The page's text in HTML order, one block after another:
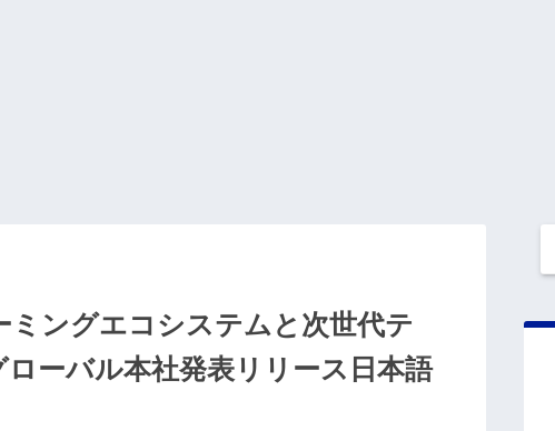
ミングエコシステムと次世代テ
ーバル本社発表リリース日本語